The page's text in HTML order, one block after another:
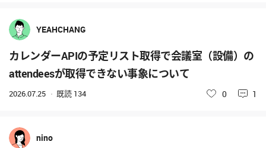
YEAHCHANG
カレンダーAPIの予定リスト取得で会議室（設備）の
attendeesが取得できない事象について
2026.07.25 既読 134 いいね
0 1
nino